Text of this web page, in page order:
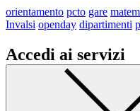
orientamento pcto gare
Invalsi openday dipartimenti
Accedi ai servizi